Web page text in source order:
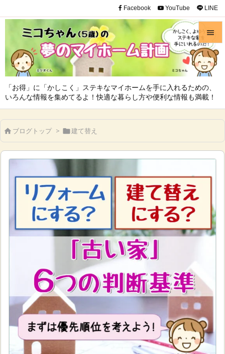
「お得」に「かしこく」ステキなマイホームを手に入れるための、
いろんな情報を集めてるよ！快適な暮らし方や便利な情報も満載！


メニュ

サイド

次へ

Facebook YouTube LINE
 ブログトップ > 建て替え